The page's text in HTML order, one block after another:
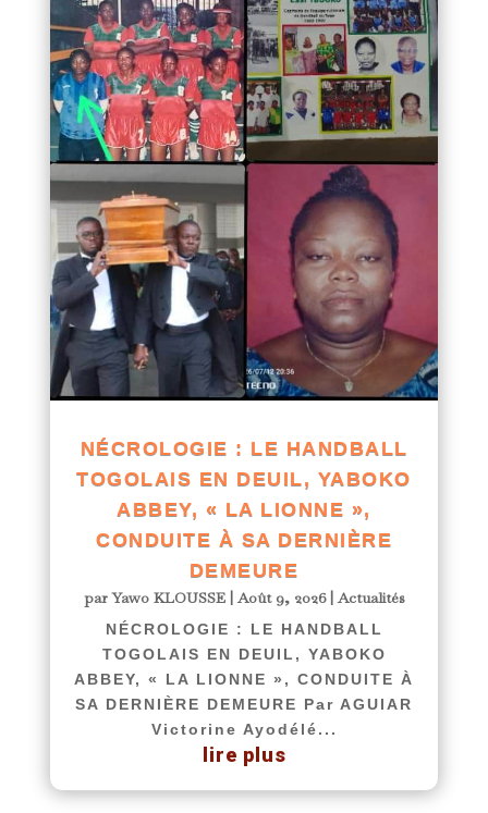
NÉCROLOGIE : LE HANDBALL
TOGOLAIS EN DEUIL, YABOKO
ABBEY, « LA LIONNE »,
CONDUITE À SA DERNIÈRE
DEMEURE
parYawo KLOUSSE|Août 9, 2026|Actualités
NÉCROLOGIE : LE HANDBALL
TOGOLAIS EN DEUIL, YABOKO
ABBEY, « LA LIONNE », CONDUITE À
SA DERNIÈRE DEMEURE Par AGUIAR
Victorine Ayodélé...
lire plus